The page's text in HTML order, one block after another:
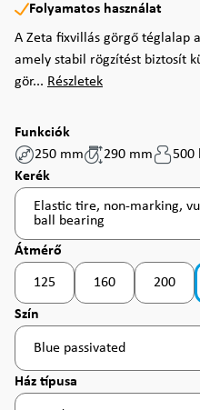
Folyamatos használat
A Zeta fixvillás görgő téglalap
amely stabil rögzítést biztosít
gör... Részletek
Funkciók
250 mm
290 mm
500
Válasszon
Kerék
Elastic tire, non-marking,
ball bearing
Válasszon
Átmérő
125 160 200
Válasszon
Szín
Blue passivated
Válasszon
Ház típusa